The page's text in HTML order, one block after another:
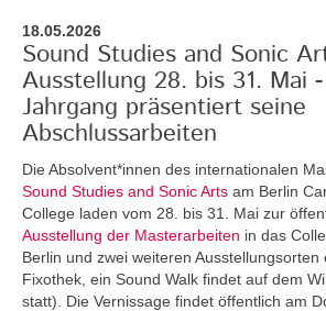
18.05.2026
Sound Studies and Sonic
Ausstellung 28. bis 31. Mai
Jahrgang präsentiert seine
Abschlussarbeiten
Die Absolvent*innen des internationalen
Sound Studies and Sonic Arts am Berlin
College laden vom 28. bis 31. Mai zur
Ausstellung der Masterarbeiten in das
Berlin und zwei weiteren Ausstellungsorten
Fixothek, ein Sound Walk findet auf dem
statt). Die Vernissage findet öffentlich am